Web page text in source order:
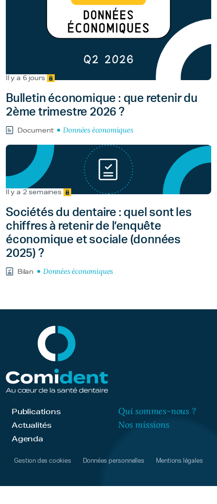
Il y a 6 jours
Bulletin économique : que retenir du
2ème trimestre 2026 ?
Document Données économiques
Il y a 2 semaines
Sociétés du dentaire : quel sont les
chiffres à retenir de l’enquête
économique et sociale (données
2025) ?
Bilan Données économiques
Publications
Actualités
Agenda
Qui sommes-nous ?
Nos missions
Gestion des cookies Données personnelles Mentions légales